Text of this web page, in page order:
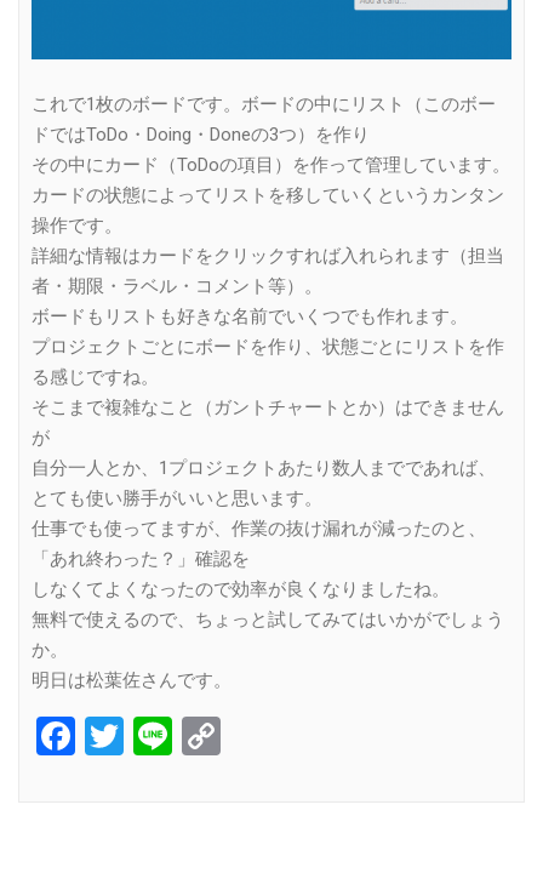
これで1枚のボードです。ボードの中にリスト（このボー
ドではToDo・Doing・Doneの3つ）を作り
その中にカード（ToDoの項目）を作って管理しています。
カードの状態によってリストを移していくというカンタン
操作です。
詳細な情報はカードをクリックすれば入れられます（担当
者・期限・ラベル・コメント等）。
ボードもリストも好きな名前でいくつでも作れます。
プロジェクトごとにボードを作り、状態ごとにリストを作
る感じですね。
そこまで複雑なこと（ガントチャートとか）はできません
が
自分一人とか、1プロジェクトあたり数人までであれば、
とても使い勝手がいいと思います。
仕事でも使ってますが、作業の抜け漏れが減ったのと、
「あれ終わった？」確認を
しなくてよくなったので効率が良くなりましたね。
無料で使えるので、ちょっと試してみてはいかがでしょう
か。
明日は松葉佐さんです。
Facebook
Twitter
Line